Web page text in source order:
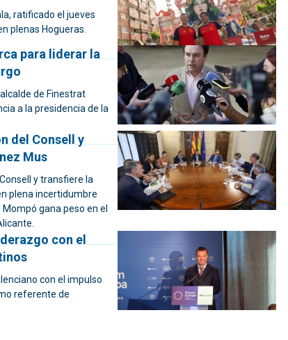
ratificado el jueves
plenas Hogueras.
para liderar la
de Finestrat
a la presidencia de la
del Consell y
Mus
y transfiere la
plena incertidumbre
gana peso en el
con el
con el impulso
referente de